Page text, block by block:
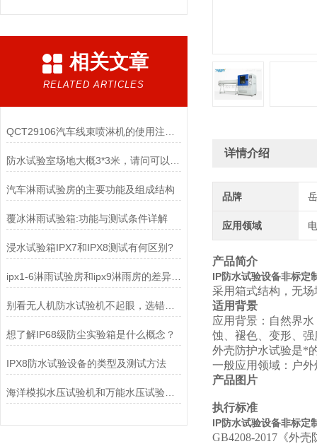
相关文章
RELATED ARTICLES
汽车淋雨试验房的主要功能及组成结构
覆冰淋雨试验箱:功能与测试条件详解
浸水试验箱IPX7和IPX8测试有何区别?
ipx1-6淋雨试验房和ipx9淋雨房的差异特点
别看无人机防水试验机不起眼，选错了真能坑惨你
想了解IP68级防尘实验箱是什么概念？
IPX8防水试验设备的类型及测试方法
海洋模拟水压试验机和万能水压试验机的区别
详情介绍
品牌
应用领域
产品简介
IP防水试验设备非标定
采用箱式结构，无
适用背景
应用背景：自然界
蚀、褪色、变形、
外壳防护水试验是*
一般应用领域：户
产品图片
执行标准
IP防水试验设备非标定
GB4208-2017《外壳